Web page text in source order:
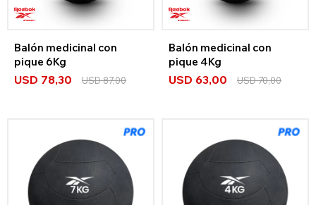
Balón medicinal con
pique 6Kg
USD 78,30 USD87,00
Balón medicinal con
pique 4Kg
USD 63,00 USD70,00